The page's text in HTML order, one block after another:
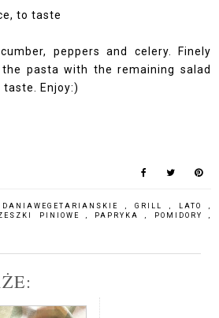
to taste
peppers and celery. Finely
pasta with the remaining salad
Enjoy:)
DANIAWEGETARIANSKIE GRILL LATO
PINIOWE PAPRYKA POMIDORY